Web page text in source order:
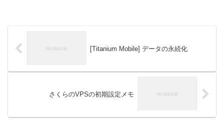
[Titanium Mobile] データの永続化
さくらのVPSの初期設定メモ